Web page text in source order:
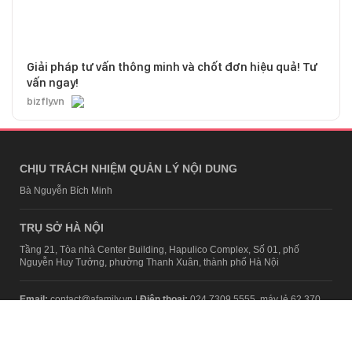
Giải pháp tư vấn thông minh và chốt đơn hiệu quả! Tư
vấn ngay!
bizfly.vn
CHỊU TRÁCH NHIỆM QUẢN LÝ NỘI DUNG
Bà Nguyễn Bích Minh
TRỤ SỞ HÀ NỘI
Tầng 21, Tòa nhà Center Building, Hapulico Complex, Số 01, phố
Nguyễn Huy Tưởng, phường Thanh Xuân, thành phố Hà Nội
Email:contact@afamily.vn |Điện thoại:024 7309 5555, máy lẻ 62.370